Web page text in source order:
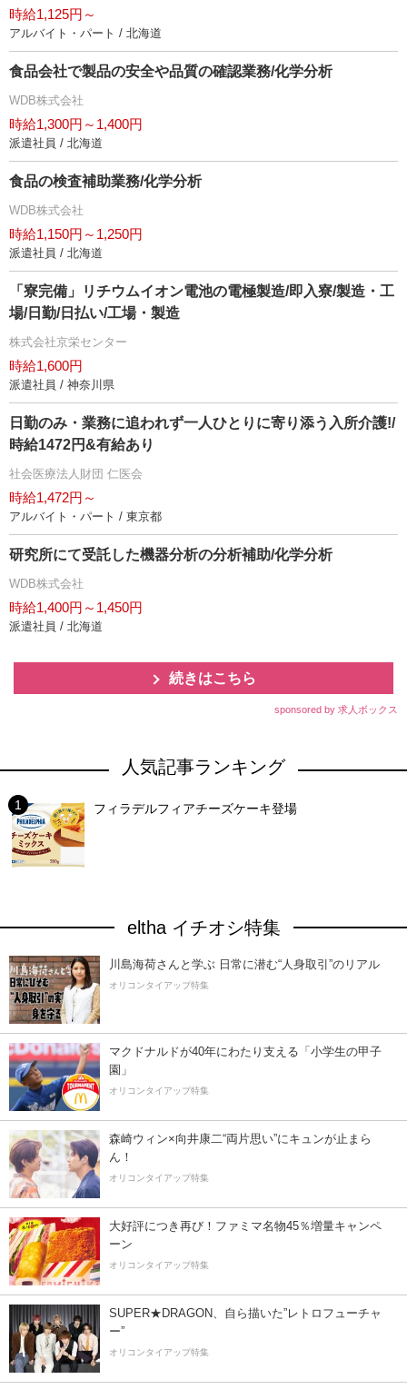
時給1,125円～
アルバイト・パート / 北海道
食品会社で製品の安全や品質の確認業務/化学分析
WDB株式会社
時給1,300円～1,400円
派遣社員 / 北海道
食品の検査補助業務/化学分析
WDB株式会社
時給1,150円～1,250円
派遣社員 / 北海道
「寮完備」リチウムイオン電池の電極製造/即入寮/製造・工
場/日勤/日払い/工場・製造
株式会社京栄センター
時給1,600円
派遣社員 / 神奈川県
日勤のみ・業務に追われず一人ひとりに寄り添う入所介護!/
時給1472円&有給あり
社会医療法人財団 仁医会
時給1,472円～
アルバイト・パート / 東京都
研究所にて受託した機器分析の分析補助/化学分析
WDB株式会社
時給1,400円～1,450円
派遣社員 / 北海道
続きはこちら
sponsored by 求人ボックス
人気記事ランキング
フィラデルフィアチーズケーキ登場
eltha イチオシ特集
川島海荷さんと学ぶ 日常に潜む“人身取引”のリアル
オリコンタイアップ特集
マクドナルドが40年にわたり支える「小学生の甲子
園」
オリコンタイアップ特集
森崎ウィン×向井康二“両片思い”にキュンが止まら
ん！
オリコンタイアップ特集
大好評につき再び！ファミマ名物45％増量キャンペ
ーン
オリコンタイアップ特集
SUPER★DRAGON、自ら描いた”レトロフューチャ
ー”
オリコンタイアップ特集